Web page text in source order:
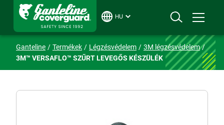
HU
Ganteline Termékek Légzésvédelem
3M légzésvédelem
3M™ VERSAFLO™ SZŰRT LEVEGŐS KÉSZÜLÉK